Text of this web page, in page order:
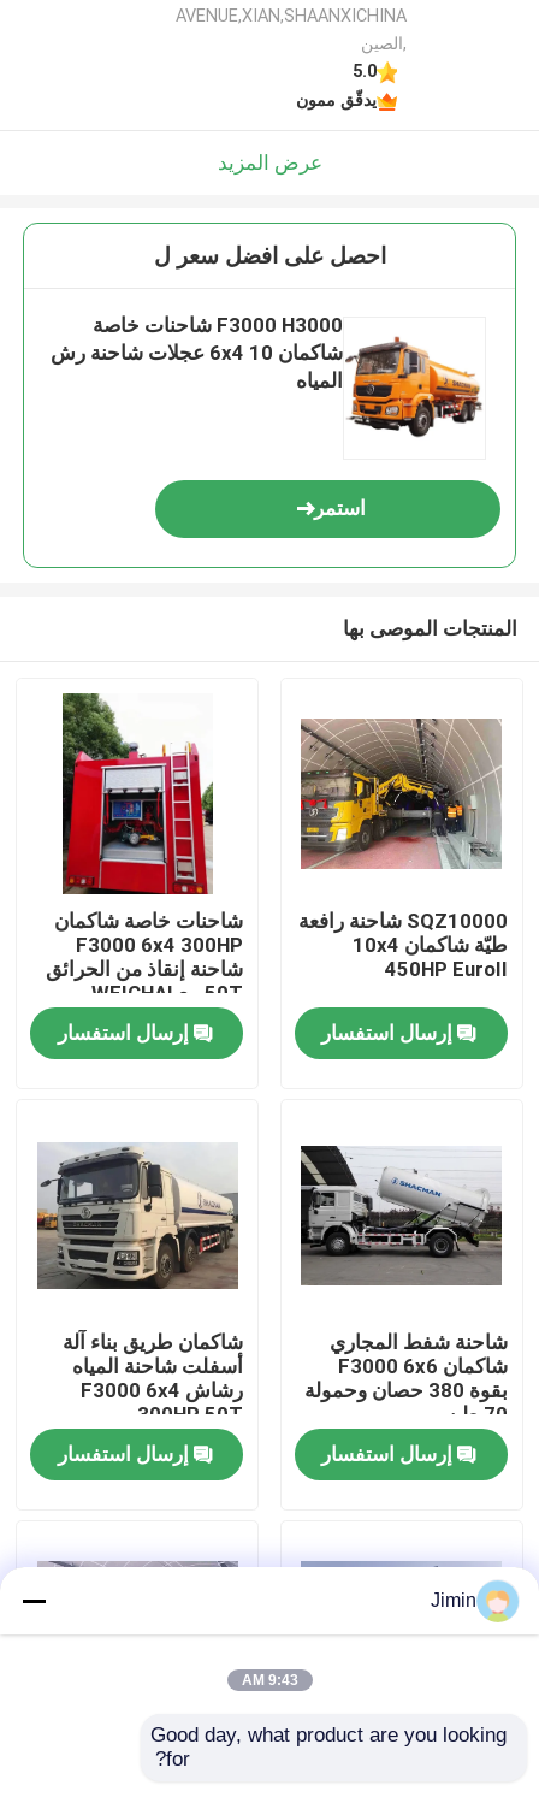
المنتجات
معلومات عنا
جولة في المعمل
رقابة جودة
اتصل بنا
أخبار
اطلب اقتباس
AVENUE,XIAN,SHAANXICHINA
,الصين
5.0
يدقّق ممون
عرض المزيد
احصل على افضل سعر ل
F3000 H3000 شاحنات خاصة
شاكمان 6x4 10 عجلات شاحنة رش
المياه
استمر
المنتجات الموصى بها
SQZ10000 شاحنة رافعة
طيّة شاكمان 10x4
450HP EuroII
إرسال استفسار
شاحنات خاصة شاكمان
F3000 6x4 300HP
شاحنة إنقاذ من الحرائق
50T مع WEICHAI
WP10.300E22 المحرك
و FAST RTD-11509C
علبة التروس
إرسال استفسار
شاحنة شفط المجاري
شاكمان F3000 6x6
بقوة 380 حصان وحمولة
70 طن
إرسال استفسار
شاكمان طريق بناء آلة
أسفلت شاحنة المياه
رشاش F3000 6x4
300HP 50T
إرسال استفسار
Jimin
9:43 AM
Good day, what product are you looking
for?